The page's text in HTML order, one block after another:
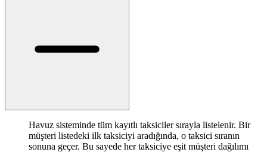
Havuz sisteminde tüm kayıtlı taksiciler sırayla listelenir. Bir
müşteri listedeki ilk taksiciyi aradığında, o taksici sıranın
sonuna geçer. Bu sayede her taksiciye eşit müşteri dağılımı